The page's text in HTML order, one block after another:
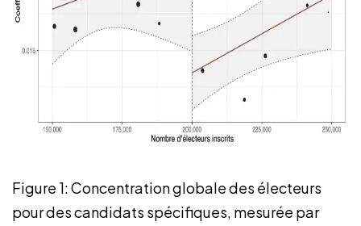
Figure 1: Concentration globale des électeurs
pour des candidats spécifiques, mesurée par